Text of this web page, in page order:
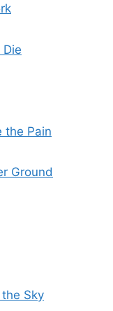
the Pain
Ground
Sky